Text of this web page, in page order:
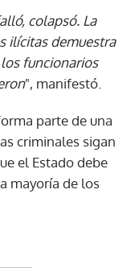
colapsó. La
ilícitas demuestra
funcionarios
", manifestó.
parte de una
criminales sigan
el Estado debe
mayoría de los